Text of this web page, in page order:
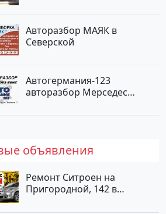
Авторазбор МАЯК в
Северской
Автогермания-123
авторазбор Мерседес
объявления
Ремонт Ситроен на
Пригородной, 142 в